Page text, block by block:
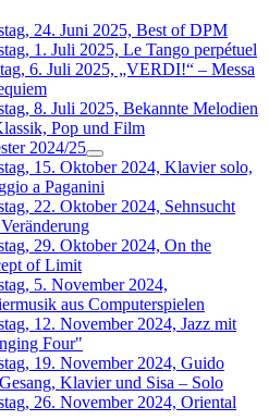
24. Juni 2025, Best of DPM
1. Juli 2025, Le Tango perpétuel
6. Juli 2025, „VERDI!“ – Messa
8. Juli 2025, Bekannte Melodien
Pop und Film
2024/25
15. Oktober 2024, Klavier solo,
a Paganini
22. Oktober 2024, Sehnsucht
29. Oktober 2024, On the
of Limit
5. November 2024,
aus Computerspielen
12. November 2024, Jazz mit
Four"
19. November 2024, Guido
Klavier und Sisa – Solo
26. November 2024, Oriental